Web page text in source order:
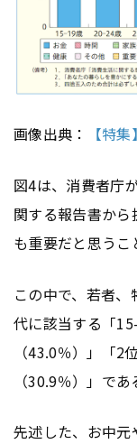
画像出典： 【特
図4は、消費者庁
関する報告書か
も重要だと思うこ
この中で、若者
代に該当する「
（43.0％）」「2
（30.9％）」で
先述した、お中